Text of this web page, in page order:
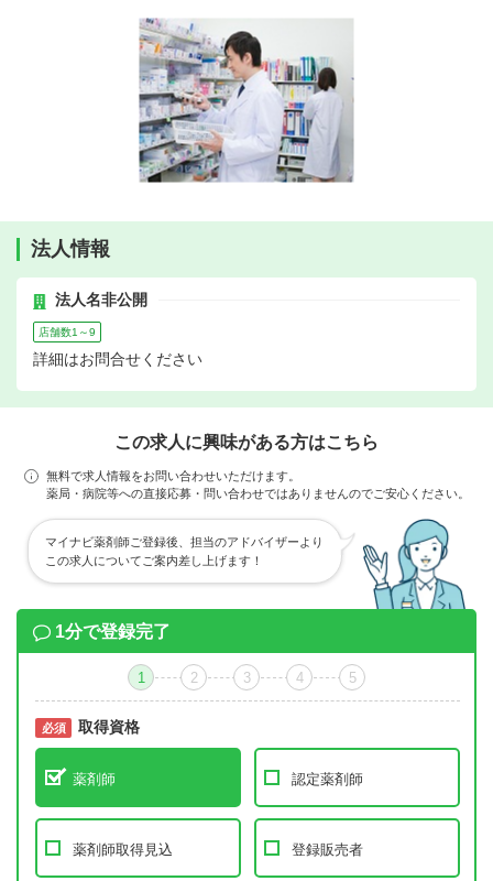
法人情報
法人名非公開
店舗数1～9
詳細はお問合せください
この求人に興味がある方はこちら
無料で求人情報をお問い合わせいただけます。
薬局・病院等への直接応募・問い合わせではありませんのでご安心ください。
マイナビ薬剤師ご登録後、担当のアドバイザーより
この求人についてご案内差し上げます！
1分で登録完了
1 2 3 4 5
必須 取得資格
薬剤師 認定薬剤師
薬剤師取得見込 登録販売者